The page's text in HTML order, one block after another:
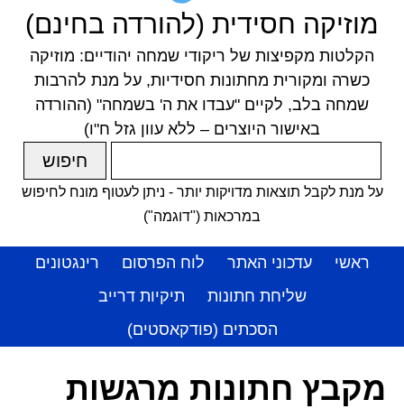
מוזיקה חסידית (להורדה בחינם)
הקלטות מקפיצות של ריקודי שמחה יהודיים: מוזיקה
כשרה ומקורית מחתונות חסידיות, על מנת להרבות
שמחה בלב, לקיים "עבדו את ה' בשמחה" (ההורדה
באישור היוצרים – ללא עוון גזל ח"ו)
על מנת לקבל תוצאות מדויקות יותר - ניתן לעטוף מונח לחיפוש
במרכאות ("דוגמה")
ראשי עדכוני האתר לוח הפרסום
רינגטונים
שליחת חתונות
תיקיות דרייב
הסכתים (פודקאסטים)
מקבץ חתונות מרגשות